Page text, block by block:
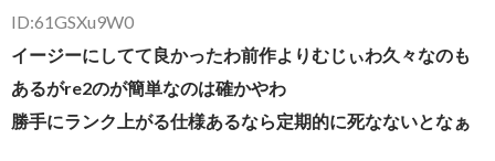
ID:61GSXu9W0
イージーにしてて良かったわ前作よりむじぃわ久々なのも
あるがre2のが簡単なのは確かやわ
勝手にランク上がる仕様あるなら定期的に死なないとなぁ